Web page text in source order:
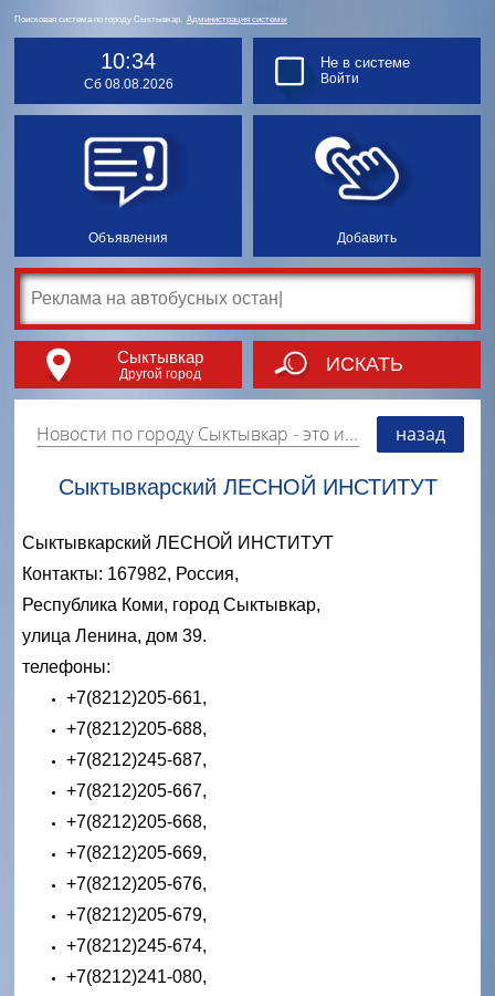
Поисковая система по городу Сыктывкар. Администрация системы
10:34
Сб 08.08.2026
Объявления Добавить
Не в системе
Войти
Сыктывкар
Другой город ИСКАТЬ
Новости по городу Сыктывкар - это информация о событиях, мероприятиях и торгово-коммерческой деятельности города. Страницу наполняют платные и бесплатные объявления, имеющие функцию "поднятия вверх списка". назад
Сыктывкарский ЛЕСНОЙ ИНСТИТУТ
Сыктывкарский ЛЕСНОЙ ИНСТИТУТ
Контакты: 167982, Россия,
Республика Коми, город Сыктывкар,
улица Ленина, дом 39.
телефоны:
+7(8212)205-661,
+7(8212)205-688,
+7(8212)245-687,
+7(8212)205-667,
+7(8212)205-668,
+7(8212)205-669,
+7(8212)205-676,
+7(8212)205-679,
+7(8212)245-674,
+7(8212)241-080,